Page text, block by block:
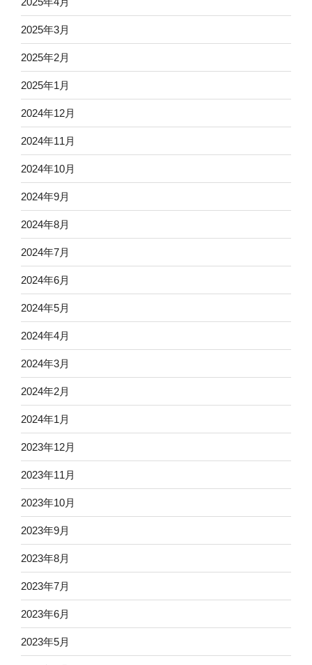
2025年3月
2025年2月
2025年1月
2024年12月
2024年11月
2024年10月
2024年9月
2024年8月
2024年7月
2024年6月
2024年5月
2024年4月
2024年3月
2024年2月
2024年1月
2023年12月
2023年11月
2023年10月
2023年9月
2023年8月
2023年7月
2023年6月
2023年5月